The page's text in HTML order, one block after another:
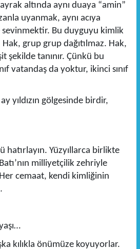
altında aynı duaya “amin”
uyanmak, aynı acıya
sevinmektir. Bu duyguyu kimlik
Hak, grup grup dağıtılmaz. Hak,
şekilde tanınır. Çünkü bu
vatandaş da yoktur, ikinci sınıf
yıldızın gölgesinde birdir,
hatırlayın. Yüzyıllarca birlikte
milliyetçilik zehriyle
cemaat, kendi kimliğinin
kılıkla önümüze koyuyorlar.